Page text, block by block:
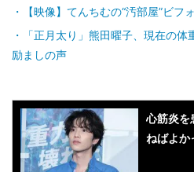
【映像】てんちむの“汚部屋”ビフ
「正月太り」熊田曜子、現在の
励ましの声
心筋炎を
ねばよか